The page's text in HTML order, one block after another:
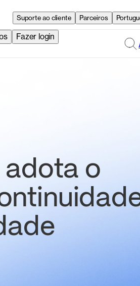
Suporte ao cliente Parceiros
Fazer login
adota o